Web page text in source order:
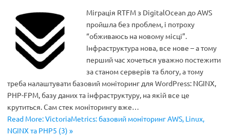
Міграція RTFM з DigitalOcean до AWS
пройшла без проблем, і потроху
“обживаюсь на новому місці”.
Інфраструктура нова, все нове – а тому
перший час хочеться уважно постежити
за станом серверів та блогу, а тому
треба налаштувати базовий моніторинг для WordPress: NGINX,
PHP-FPM, базу даних та інфраструктуру, на якій все це
крутиться. Сам стек моніторингу вже…
Read More: VictoriaMetrics: базовий моніторинг AWS, Linux,
NGINX та PHP5 (3) »